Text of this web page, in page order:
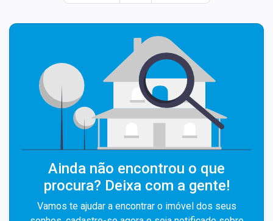
Ainda não encontrou o que
procura? Deixa com a gente!
Vamos te ajudar a encontrar o imóvel dos seus